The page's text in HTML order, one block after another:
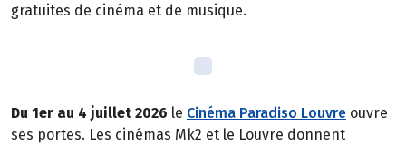
gratuites de cinéma et de musique.
Du 1er au 4 juillet 2026 le Cinéma Paradiso Louvre ouvre
ses portes. Les cinémas Mk2 et le Louvre donnent